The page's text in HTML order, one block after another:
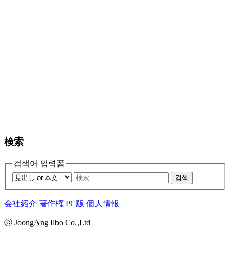
検索
검색어 입력폼
검색
会社紹介 著作権 PC版 個人情報
ⓒ JoongAng Ilbo Co.,Ltd